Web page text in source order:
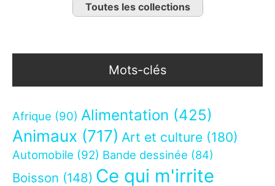
Toutes les collections
Mots-clés
Afrique (90) Alimentation (425)
Animaux (717) Art et culture (180)
Automobile (92) Bande dessinée (84)
Boisson (148) Ce qui m'irrite